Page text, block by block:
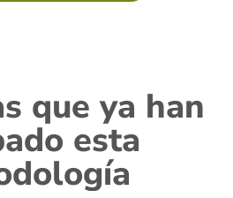
que ya han
esta